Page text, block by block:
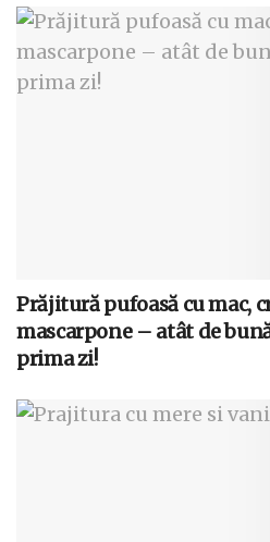
Prăjitură pufoasă cu mac,
mascarpone – atât de
prima zi!